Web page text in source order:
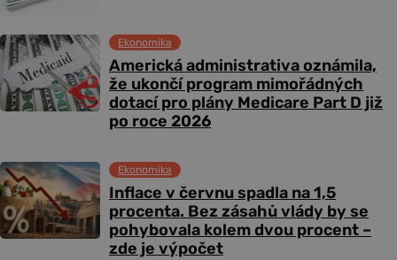
Americká administrativa oznámila,
že ukončí program mimořádných
dotací pro plány Medicare Part D již
po roce 2026
Ekonomika
Inflace v červnu spadla na 1,5
procenta. Bez zásahů vlády by se
pohybovala kolem dvou procent –
zde je výpočet
Ekonomika